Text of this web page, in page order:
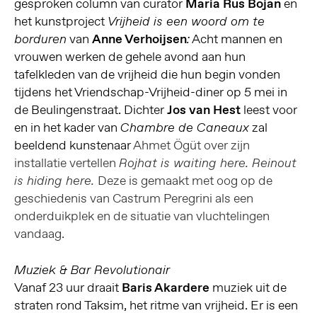
gesproken column van curatorMaria Rus Bojanen
het kunstproject Vrijheid is een woord om te
borduren van Anne Verhoijsen:Acht mannen en
vrouwen werken de gehele avond aan hun
tafelkleden van de vrijheid die hun begin vonden
tijdens het Vriendschap-Vrijheid-diner op 5 mei in
de Beulingenstraat. DichterJos van Hestleest voor
en in het kader van Chambre de Caneauxzal
beeldend kunstenaarAhmet Ögüt over zijn
installatie vertellen Rojhat is waiting here. Reinout
is hiding here. Deze is gemaakt met oog op de
geschiedenis van Castrum Peregrini als een
onderduikplek en de situatie van vluchtelingen
vandaag.
Muziek & Bar Revolutionair
Vanaf 23 uur draait Baris Akardere muziek uit de
straten rond Taksim, het ritme van vrijheid. Er is een